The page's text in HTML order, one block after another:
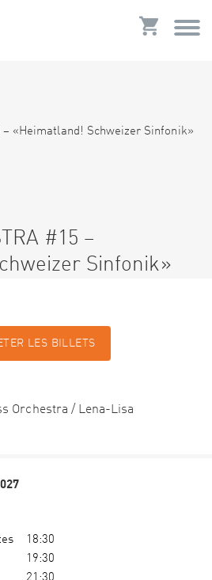
#15 –
Sinfonik»
LES BILLETS
Orchestra / Lena-Lisa
18:30
19:30